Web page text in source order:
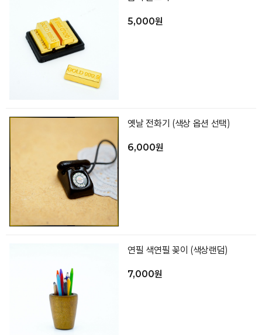
5,000원
옛날 전화기 (색상 옵션 선택)
6,000원
연필 색연필 꽂이 (색상랜덤)
7,000원